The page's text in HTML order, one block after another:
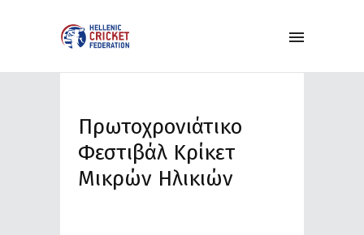
Πρωτοχρονιάτικο
Φεστιβάλ Κρίκετ
Μικρών Ηλικιών